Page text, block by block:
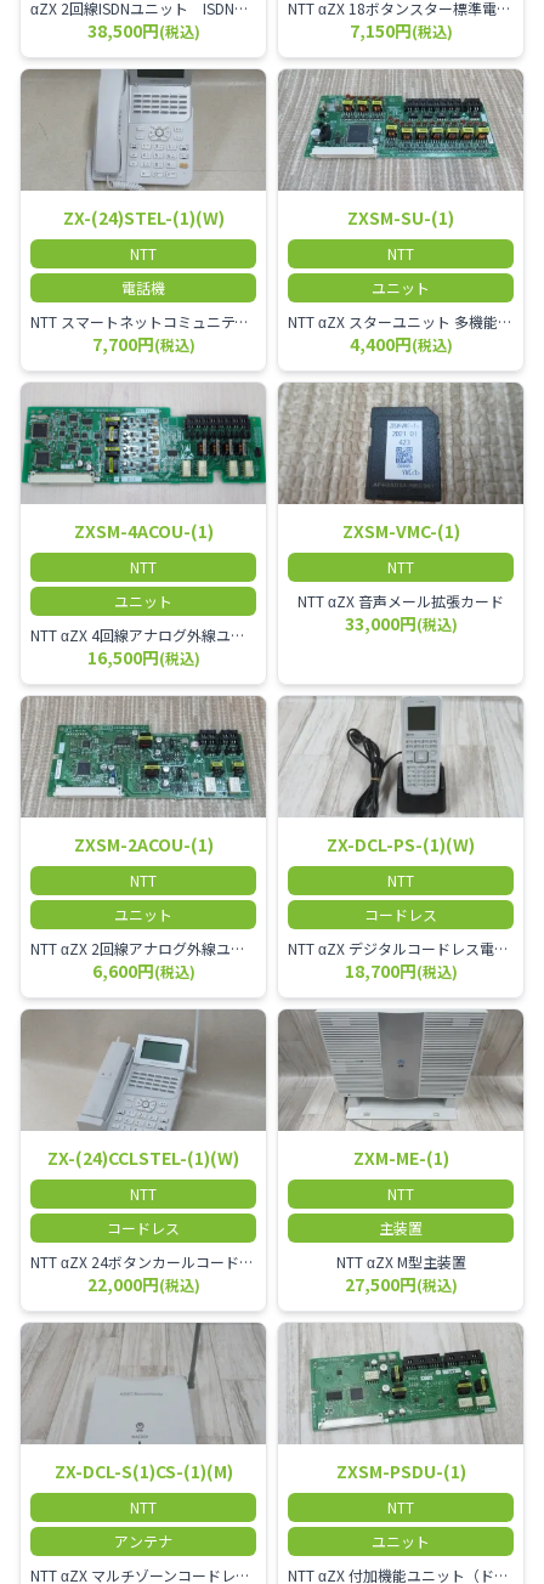
αZX 2回線ISDNユニット ISDN回線を2本収容可能です。
38,500円(税込)
NTT αZX 18ボタンスター標準電話機(白)
7,150円(税込)
ZX-(24)STEL-(1)(W)
NTT
電話機
NTT スマートネットコミュニティαZX 24ボタンスター標準電話機
7,700円(税込)
ZXSM-SU-(1)
NTT
ユニット
NTT αZX スターユニット 多機能電話機ユニット
4,400円(税込)
ZXSM-4ACOU-(1)
NTT
ユニット
NTT αZX 4回線アナログ外線ユニット アナログ4ch収容ユニット
16,500円(税込)
ZXSM-VMC-(1)
NTT
NTT αZX 音声メール拡張カード
33,000円(税込)
ZXSM-2ACOU-(1)
NTT
ユニット
NTT αZX 2回線アナログ外線ユニット
6,600円(税込)
ZX-DCL-PS-(1)(W)
NTT
コードレス
NTT αZX デジタルコードレス電話機 対応主装置及びアンテナを使用してご利用いただけます。 特に工場や倉庫等、オフィスから離れたところで作業をされている方に適しています。
18,700円(税込)
ZX-(24)CCLSTEL-(1)(W)
NTT
コードレス
NTT αZX 24ボタンカールコードレス電話機 無線タイプ、電話機と子機が離れるタイプのカールコードレス電話機です。 決裁者様等、オフィス内を頻繁に動かれる方のご使用が多いです。
22,000円(税込)
ZXM-ME-(1)
NTT
主装置
NTT αZX M型主装置
27,500円(税込)
ZX-DCL-S(1)CS-(1)(M)
NTT
アンテナ
NTT αZX マルチゾーンコードレススターアンテナ(マスター)
ZXSM-PSDU-(1)
NTT
ユニット
NTT αZX 付加機能ユニット（ドアホンなど）